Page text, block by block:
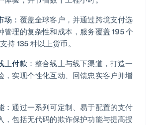
场： 覆盖全球客户，并通过跨境支付选
管理的复杂性和成本，服务覆盖 195 个
持 135 种以上货币。
上付款： 整合线上与线下渠道，打造一
，实现个性化互动、回馈忠实客户并增
：通过一系列可定制、易于配置的支付
，包括无代码的欺诈保护功能与提高授